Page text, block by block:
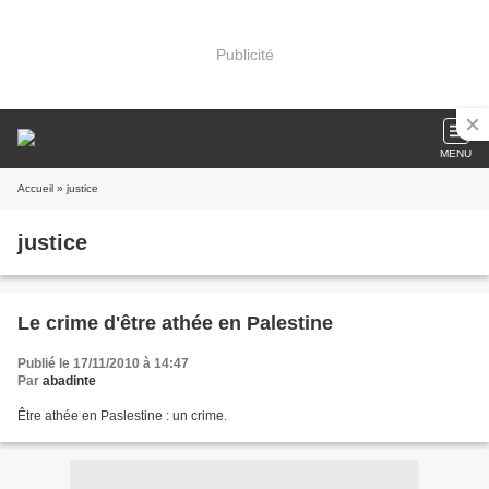
Publicité
MENU
Accueil » justice
justice
Le crime d'être athée en Palestine
Publié le 17/11/2010 à 14:47
Par abadinte
Être athée en Paslestine : un crime.